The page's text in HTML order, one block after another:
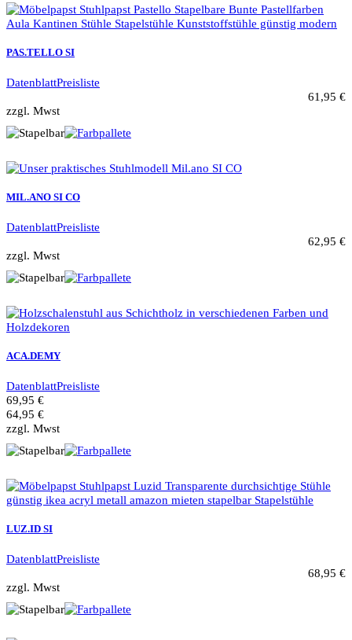
PAS.TELLO SI
DatenblattPreisliste
61,95 €
zzgl. Mwst
MIL.ANO SI CO
DatenblattPreisliste
62,95 €
zzgl. Mwst
ACA.DEMY
DatenblattPreisliste
69,95 €
64,95 €
zzgl. Mwst
LUZ.ID SI
DatenblattPreisliste
68,95 €
zzgl. Mwst